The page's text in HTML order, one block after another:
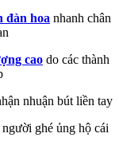
đàn hoa nhanh chân
cao do các thành
nhuận bút liền tay
ghé ủng hộ cái